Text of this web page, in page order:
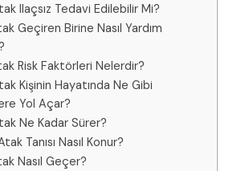
Ilaçsız Tedavi Edilebilir Mi?
Geçiren Birine Nasıl Yardım
Risk Faktörleri Nelerdir?
Kişinin Hayatında Ne Gibi
Yol Açar?
Ne Kadar Sürer?
Tanısı Nasıl Konur?
Nasıl Geçer?